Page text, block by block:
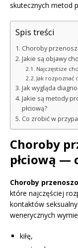
skutecznych metod
Spis treści
Choroby
Jakie są objawy
Najczęstsze
Jak rozpoznać
Jak wygląda
Jakie są metody
płciową?
Co zrobić w
Choroby
płciową —
Choroby
które najczęściej
kontaktów
wenerycznych
kiłę,